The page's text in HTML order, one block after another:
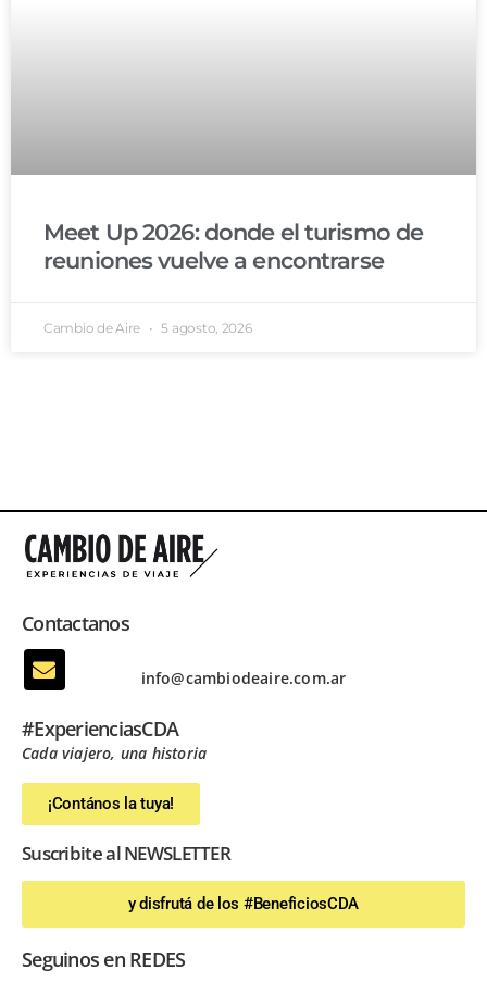
Meet Up 2026: donde el turismo de
reuniones vuelve a encontrarse
Cambio de Aire 5 agosto, 2026
Contactanos
info@cambiodeaire.com.ar
#ExperienciasCDA
Cada viajero, una historia
¡Contános la tuya!
Suscribite al NEWSLETTER
y disfrutá de los #BeneficiosCDA
Seguinos en REDES